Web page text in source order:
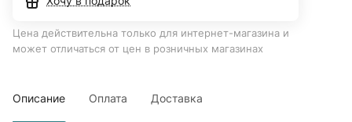
Цена действительна только для интернет-магазина и
может отличаться от цен в розничных магазинах
Описание Оплата Доставка